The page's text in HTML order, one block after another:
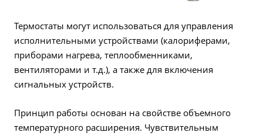
Термостаты могут использоваться для управления
исполнительными устройствами (калориферами,
приборами нагрева, теплообменниками,
вентиляторами и т.д.), а также для включения
сигнальных устройств.
Принцип работы основан на свойстве объемного
температурного расширения. Чувствительным